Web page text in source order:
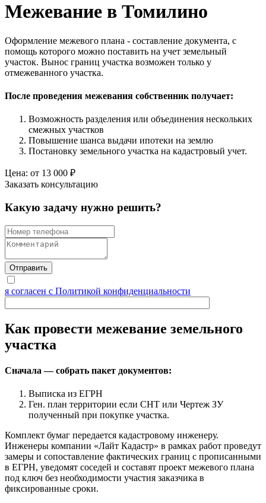
Межевание в Томилино
Оформление межевого плана - составление документа, с
помощь которого можно поставить на учет земельный
участок. Вынос границ участка возможен только у
отмежеванного участка.
После проведения межевания собственник получает:
Возможность разделения или объединения нескольких
смежных участков
Повышение шанса выдачи ипотеки на землю
Постановку земельного участка на кадастровый учет.
Цена: от 13 000 ₽
Заказать консультацию
Какую задачу нужно решить?
я согласен с Политикой конфиденциальности
Как провести межевание земельного
участка
Сначала — собрать пакет документов:
Выписка из ЕГРН
Ген. план территории если СНТ или Чертеж ЗУ
полученный при покупке участка.
Комплект бумаг передается кадастровому инженеру.
Инженеры компании «Лайт Кадастр» в рамках работ проведут
замеры и сопоставление фактических границ с прописанными
в ЕГРН, уведомят соседей и составят проект межевого плана
под ключ без необходимости участия заказчика в
фиксированные сроки.